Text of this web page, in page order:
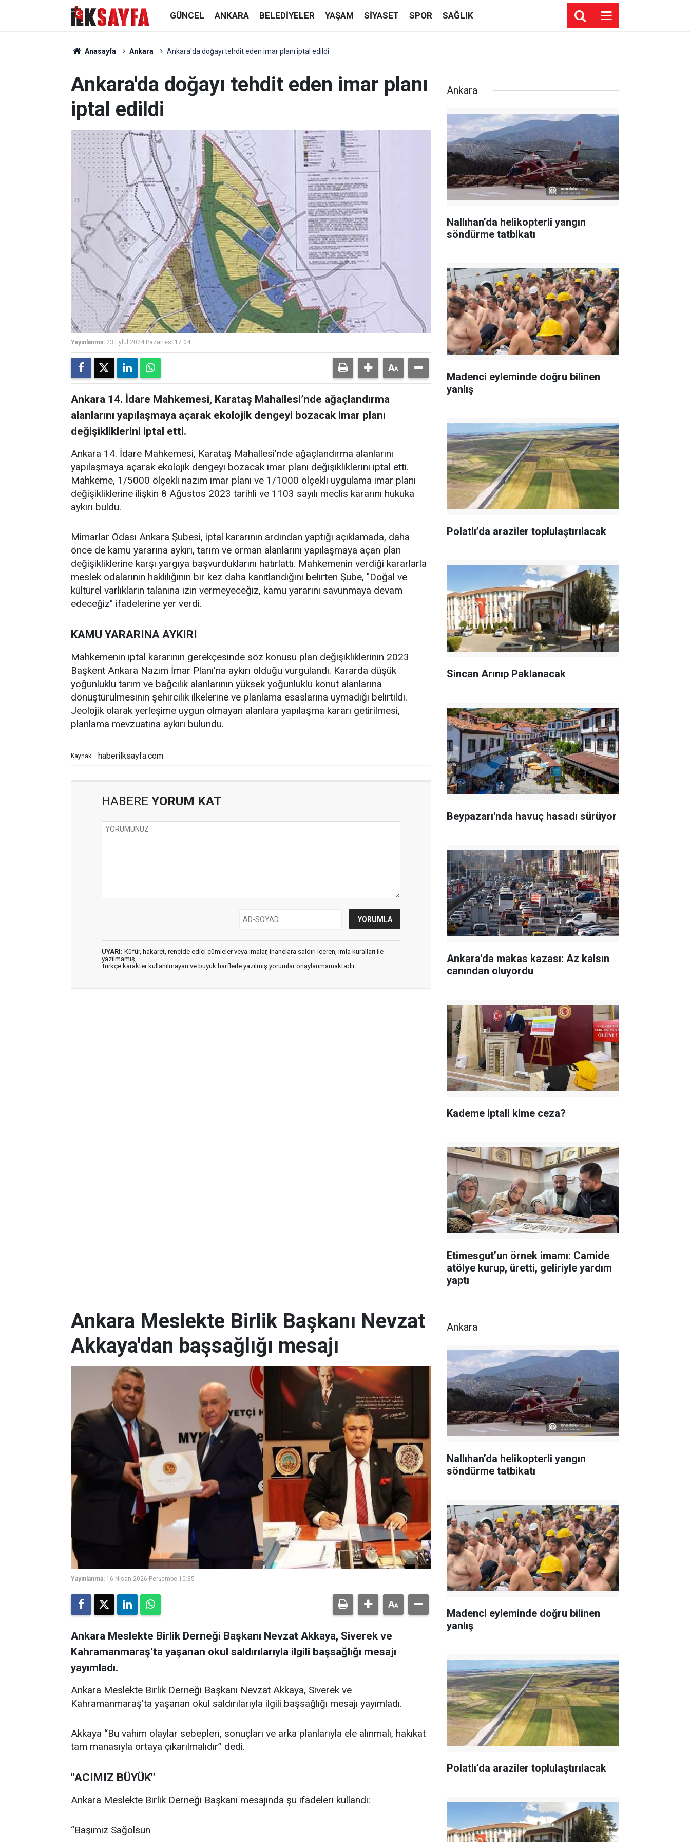
GÜNCEL ANKARA BELEDIYELER YAŞAM SIYASET SPOR SAĞLIK
Anasayfa Ankara Ankara'da doğayı tehdit eden imar planı iptal edildi
Ankara'da doğayı tehdit eden imar planı
iptal edildi
Yayınlanma: 23 Eylül 2024 Pazartesi 17:04
Ankara 14. İdare Mahkemesi, Karataş Mahallesi’nde ağaçlandırma
alanlarını yapılaşmaya açarak ekolojik dengeyi bozacak imar planı
değişikliklerini iptal etti.
Ankara 14. İdare Mahkemesi, Karataş Mahallesi’nde ağaçlandırma alanlarını
yapılaşmaya açarak ekolojik dengeyi bozacak imar planı değişikliklerini iptal etti.
Mahkeme, 1/5000 ölçekli nazım imar planı ve 1/1000 ölçekli uygulama imar planı
değişikliklerine ilişkin 8 Ağustos 2023 tarihli ve 1103 sayılı meclis kararını hukuka
aykırı buldu.
Mimarlar Odası Ankara Şubesi, iptal kararının ardından yaptığı açıklamada, daha
önce de kamu yararına aykırı, tarım ve orman alanlarını yapılaşmaya açan plan
değişikliklerine karşı yargıya başvurduklarını hatırlattı. Mahkemenin verdiği kararlarla
meslek odalarının haklılığının bir kez daha kanıtlandığını belirten Şube, "Doğal ve
kültürel varlıkların talanına izin vermeyeceğiz, kamu yararını savunmaya devam
edeceğiz" ifadelerine yer verdi.
KAMU YARARINA AYKIRI
Mahkemenin iptal kararının gerekçesinde söz konusu plan değişikliklerinin 2023
Başkent Ankara Nazım İmar Planı’na aykırı olduğu vurgulandı. Kararda düşük
yoğunluklu tarım ve bağcılık alanlarının yüksek yoğunluklu konut alanlarına
dönüştürülmesinin şehircilik ilkelerine ve planlama esaslarına uymadığı belirtildi.
Jeolojik olarak yerleşime uygun olmayan alanlara yapılaşma kararı getirilmesi,
planlama mevzuatına aykırı bulundu.
Kaynak: haberilksayfa.com
HABERE YORUM KAT
UYARI: Küfür, hakaret, rencide edici cümleler veya imalar, inançlara saldırı içeren, imla kuralları ile
yazılmamış,
Türkçe karakter kullanılmayan ve büyük harflerle yazılmış yorumlar onaylanmamaktadır.
Ankara
Nallıhan’da helikopterli yangın
söndürme tatbikatı
Madenci eyleminde doğru bilinen
yanlış
Polatlı’da araziler toplulaştırılacak
Sincan Arınıp Paklanacak
Beypazarı'nda havuç hasadı sürüyor
Ankara'da makas kazası: Az kalsın
canından oluyordu
Kademe iptali kime ceza?
Etimesgut’un örnek imamı: Camide
atölye kurup, üretti, geliriyle yardım
yaptı
Ankara Meslekte Birlik Başkanı Nevzat
Akkaya'dan başsağlığı mesajı
Yayınlanma: 16 Nisan 2026 Perşembe 10:35
Ankara Meslekte Birlik Derneği Başkanı Nevzat Akkaya, Siverek ve
Kahramanmaraş’ta yaşanan okul saldırılarıyla ilgili başsağlığı mesajı
yayımladı.
Ankara Meslekte Birlik Derneği Başkanı Nevzat Akkaya, Siverek ve
Kahramanmaraş’ta yaşanan okul saldırılarıyla ilgili başsağlığı mesajı yayımladı.
Akkaya “Bu vahim olaylar sebepleri, sonuçları ve arka planlarıyla ele alınmalı, hakikat
tam manasıyla ortaya çıkarılmalıdır” dedi.
"ACIMIZ BÜYÜK"
Ankara Meslekte Birlik Derneği Başkanı mesajında şu ifadeleri kullandı:
“Başımız Sağolsun
Ankara
Nallıhan’da helikopterli yangın
söndürme tatbikatı
Madenci eyleminde doğru bilinen
yanlış
Polatlı’da araziler toplulaştırılacak